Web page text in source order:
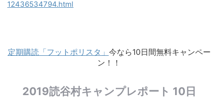
12436534794.html​
定期購読「フットポリスタ」 今なら10日間無料キャンペー
ン！！
2019読谷村キャンプレポート 10日